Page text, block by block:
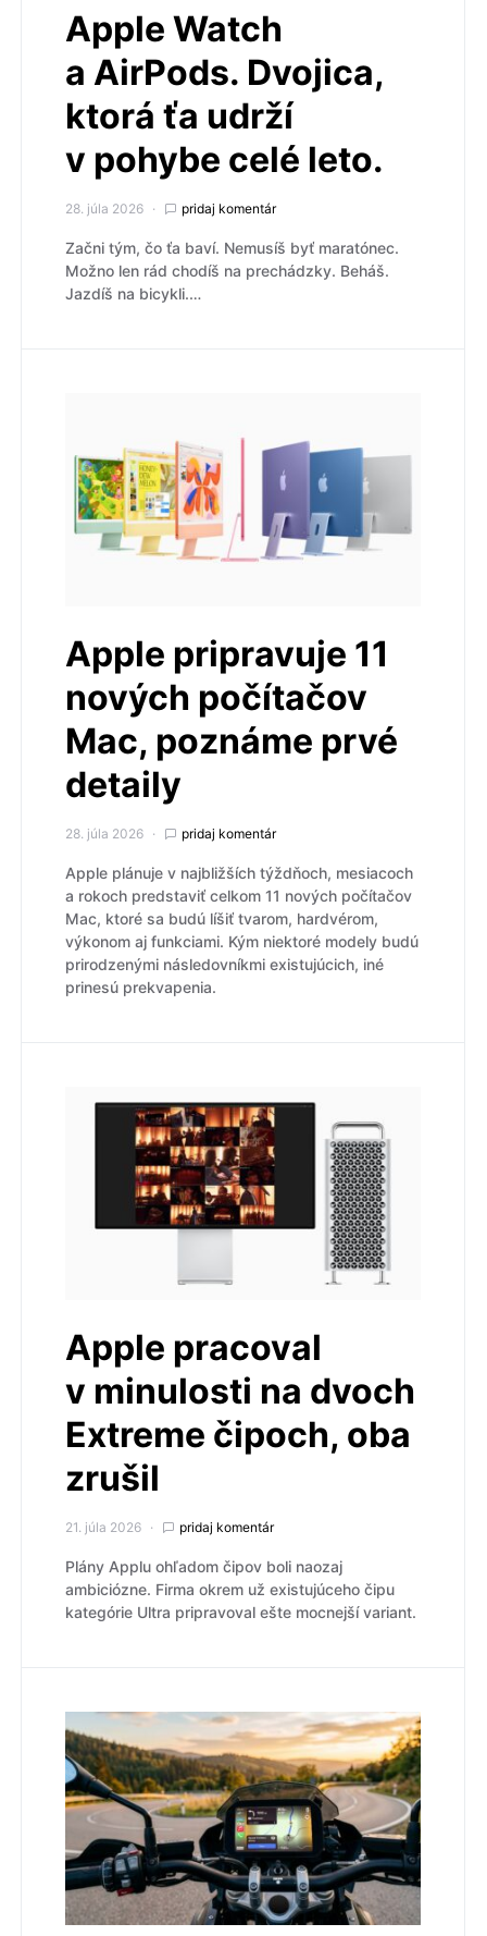
Apple Watch
a AirPods. Dvojica,
ktorá ťa udrží
v pohybe celé leto.
28. júla 2026 pridaj komentár
Začni tým, čo ťa baví. Nemusíš byť maratónec.
Možno len rád chodíš na prechádzky. Beháš.
Jazdíš na bicykli.…
Apple pripravuje 11
nových počítačov
Mac, poznáme prvé
detaily
28. júla 2026 pridaj komentár
Apple plánuje v najbližších týždňoch, mesiacoch
a rokoch predstaviť celkom 11 nových počítačov
Mac, ktoré sa budú líšiť tvarom, hardvérom,
výkonom aj funkciami. Kým niektoré modely budú
prirodzenými následovníkmi existujúcich, iné
prinesú prekvapenia.
Apple pracoval
v minulosti na dvoch
Extreme čipoch, oba
zrušil
21. júla 2026 pridaj komentár
Plány Applu ohľadom čipov boli naozaj
ambiciózne. Firma okrem už existujúceho čipu
kategórie Ultra pripravoval ešte mocnejší variant.